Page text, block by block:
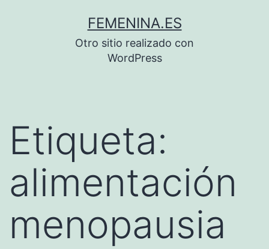
FEMENINA.ES
Otro sitio realizado con
WordPress
Etiqueta:
alimentación
menopausia